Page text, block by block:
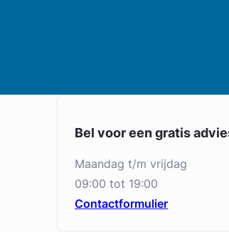
Bel voor een gratis
maandag t/m vrijdag
09:00 tot 19:00
Contactformulier